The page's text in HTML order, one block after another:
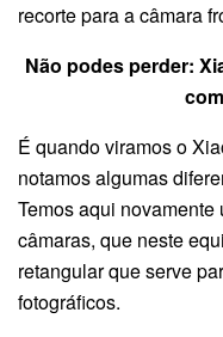
recorte para a câmara
Não podes perder:
É quando viramos o
notamos algumas
Temos aqui
câmaras, que neste
retangular que serve
fotográficos.